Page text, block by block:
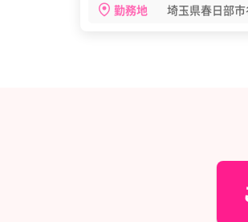
勤務地
埼玉県春日部